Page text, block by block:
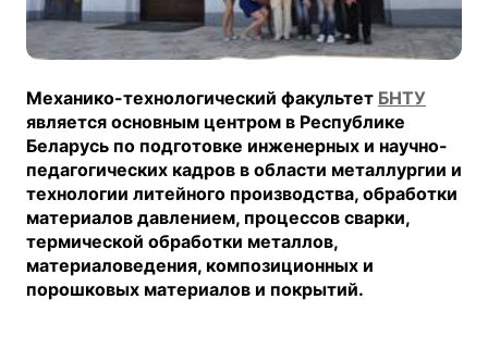
Механико-технологический факультет БНТУ
является основным центром в Республике
Беларусь по подготовке инженерных и научно-
педагогических кадров в области металлургии и
технологии литейного производства, обработки
материалов давлением, процессов сварки,
термической обработки металлов,
материаловедения, композиционных и
порошковых материалов и покрытий.